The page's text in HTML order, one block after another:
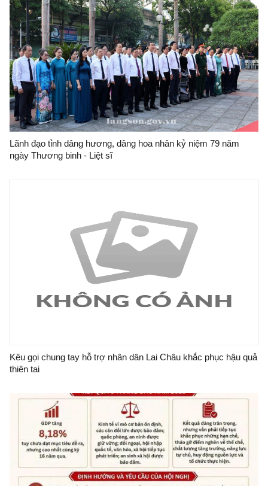
Lãnh đạo tỉnh dâng hương, dâng hoa nhân kỷ niệm 79 năm
ngày Thương binh - Liệt sĩ
Kêu gọi chung tay hỗ trợ nhân dân Lai Châu khắc phục hậu quả
thiên tai